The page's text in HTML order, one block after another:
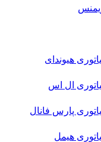
هیوندای
ال اس
پارس فانال
هیمل